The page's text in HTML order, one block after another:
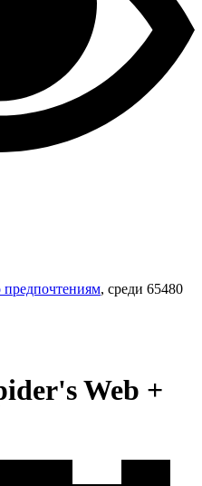
предпочтениям, среди 65480
Web +